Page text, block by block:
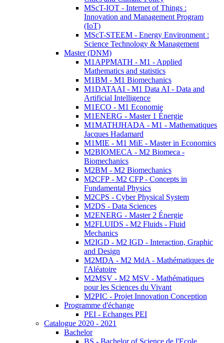
MScT-IOT - Internet of Things :
Innovation and Management Program
(IoT)
MScT-STEEM - Energy Environment :
Science Technology & Management
Master (DNM)
M1APPMATH - M1 - Applied
Mathematics and statistics
M1BM - M1 Biomechanics
M1DATAAI - M1 Data AI - Data and
Artificial Intelligence
M1ECO - M1 Economie
M1ENERG - Master 1 Énergie
M1MATHJHADA - M1 - Mathematiques
Jacques Hadamard
M1MIE - M1 MiE - Master in Economics
M2BIOMECA - M2 Biomeca -
Biomechanics
M2BM - M2 Biomechanics
M2CFP - M2 CFP - Concepts in
Fundamental Physics
M2CPS - Cyber Physical System
M2DS - Data Sciences
M2ENERG - Master 2 Énergie
M2FLUIDS - M2 Fluids - Fluid
Mechanics
M2IGD - M2 IGD - Interaction, Graphic
and Design
M2MDA - M2 MdA - Mathématiques de
l'Aléatoire
M2MSV - M2 MSV - Mathématiques
pour les Sciences du Vivant
M2PIC - Projet Innovation Conception
Programme d'échange
PEI - Echanges PEI
Catalogue 2020 - 2021
Bachelor
BS - Bachelor of Science de l'Ecole